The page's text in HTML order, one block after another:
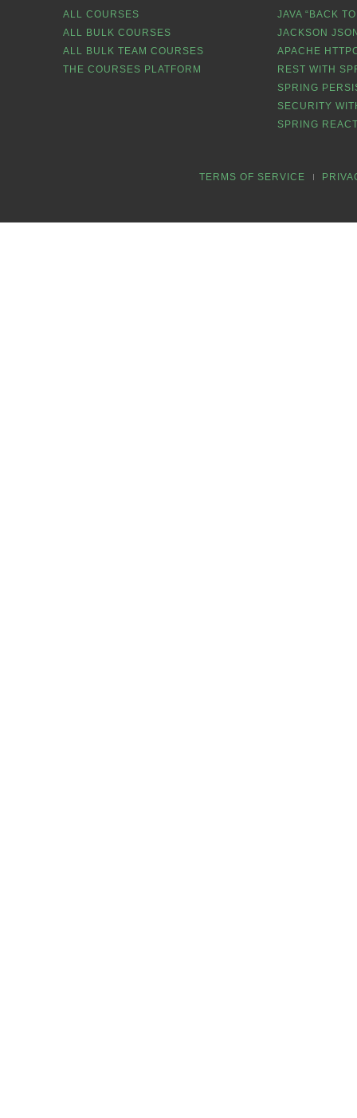
ALL COURSES
ALL BULK COURSES
ALL BULK TEAM COURSES
THE COURSES PLATFORM
JAVA “BACK
JACKSON
APACHE
REST WITH
SPRING
SECURITY
SPRING
TERMS OF SERVICE